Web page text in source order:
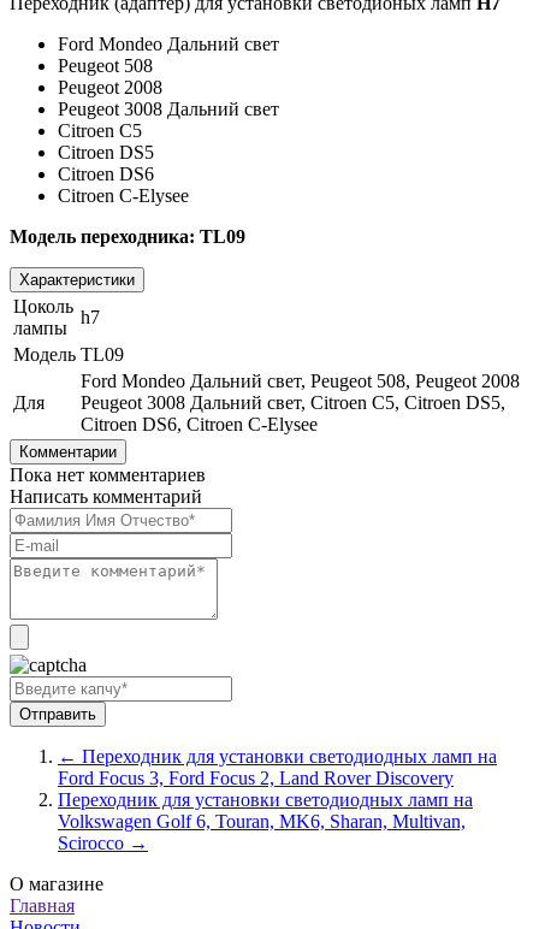
Ford Mondeo Дальний свет
Peugeot 508
Peugeot 2008
Peugeot 3008 Дальний свет
Citroen C5
Citroen DS5
Citroen DS6
Citroen C-Elysee
Модель переходника: TL09
Характеристики
Цоколь
лампы
h7
Модель TL09
Для
Ford Mondeo Дальний свет, Peugeot 508, Peugeot 2008
Peugeot 3008 Дальний свет, Citroen C5, Citroen DS5,
Citroen DS6, Citroen C-Elysee
Комментарии
Пока нет комментариев
Написать комментарий
← Переходник для установки светодиодных ламп на
Ford Focus 3, Ford Focus 2, Land Rover Discovery
Переходник для установки светодиодных ламп на
Volkswagen Golf 6, Touran, MK6, Sharan, Multivan,
Scirocco →
О магазине
Главная